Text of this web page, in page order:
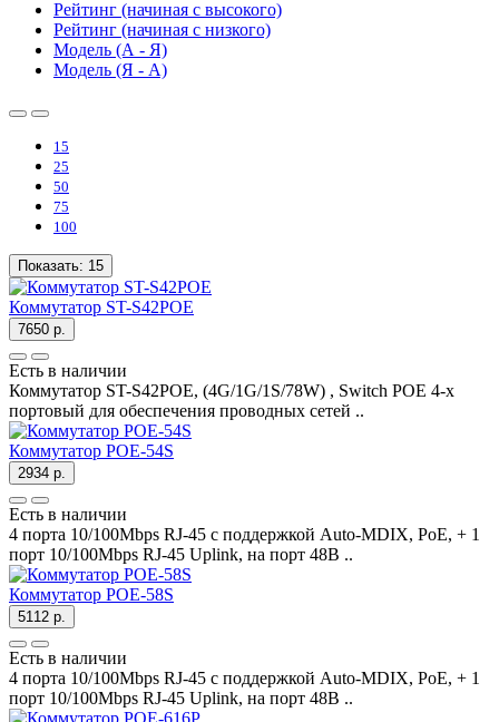
Рейтинг (начиная с высокого)
Рейтинг (начиная с низкого)
Модель (А - Я)
Модель (Я - А)
15
25
50
75
100
Показать: 15
Коммутатор ST-S42POE
7650 р.
Есть в наличии
Коммутатор ST-S42POE, (4G/1G/1S/78W) , Switch POE 4-х
портовый для обеспечения проводных сетей ..
Коммутатор POE-54S
2934 р.
Есть в наличии
4 порта 10/100Mbps RJ-45 с поддержкой Auto-MDIX, PoE, + 1
порт 10/100Mbps RJ-45 Uplink, на порт 48В ..
Коммутатор POE-58S
5112 р.
Есть в наличии
4 порта 10/100Mbps RJ-45 с поддержкой Auto-MDIX, PoE, + 1
порт 10/100Mbps RJ-45 Uplink, на порт 48В ..